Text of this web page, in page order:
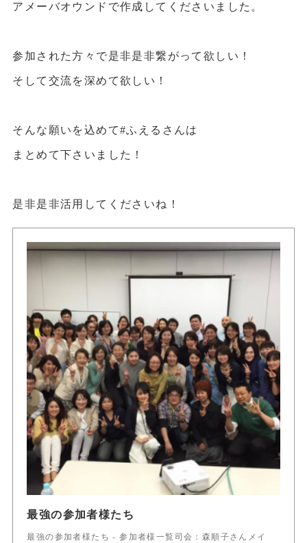
アメーバオウンドで作成してくださいました。
参加された方々で是非是非繋がって欲しい！
そして交流を深めて欲しい！
そんな願いを込めて#ふえるさんは
まとめて下さいました！
是非是非活用してくださいね！
最強の参加者様たち
最強の参加者様たち - 参加者様一覧司会：森順子さんメイ